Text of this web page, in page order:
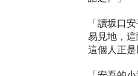
「讀坂口
易見地，
這個人正